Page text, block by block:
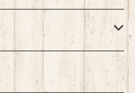
ツ Light
ツ Dark